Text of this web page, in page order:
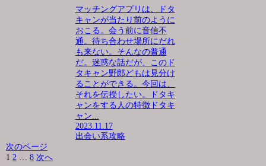
マッチングアプリは、ドタ
キャンが当たり前のように
おこる。会う前に音信不
通。待ち合わせ場所にだれ
も来ない。そんなの普通
だ。迷惑な話だが、このド
タキャン野郎どもは見分け
ることができる。今回は、
それを伝授したい。ドタキ
ャンをする人の特徴ドタキ
ャン...
2023.11.17
出会い系攻略
次のページ
1 2 … 8 次へ